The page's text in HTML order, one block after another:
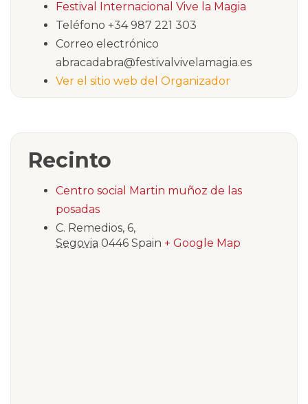
Festival Internacional Vive la Magia
Teléfono +34 987 221 303
Correo electrónico
abracadabra@festivalvivelamagia.es
Ver el sitio web del Organizador
Recinto
Centro social Martin muñoz de las
posadas
C. Remedios, 6,
Segovia 0446 Spain + Google Map